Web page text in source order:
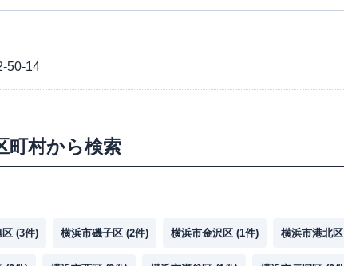
50-14
町村から検索
区 (3件) 横浜市磯子区 (2件) 横浜市金沢区 (1件) 横浜市港北区